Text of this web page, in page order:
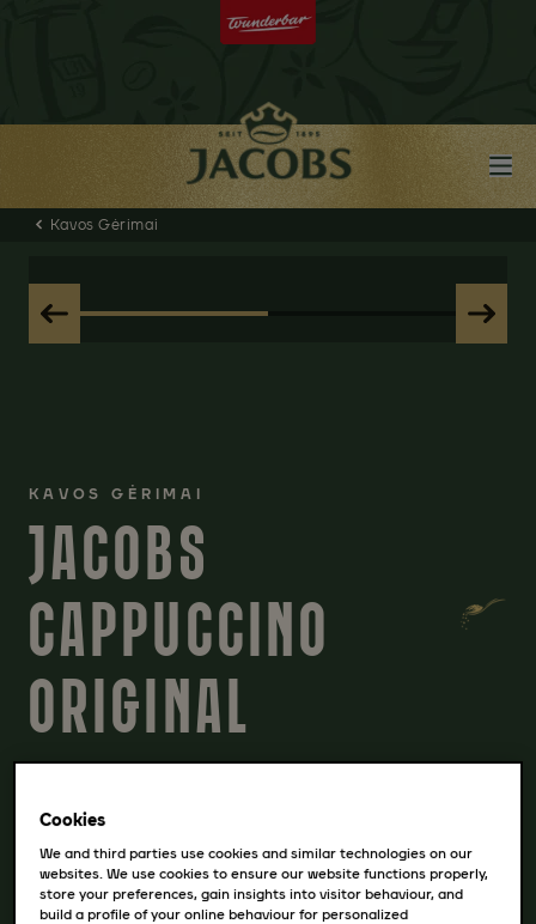
Kavos Gėrimai
KAVOS GĖRIMAI
JACOBS
CAPPUCCINO
ORIGINAL
Cappuccino Original“ su tiršta kapučino
puta – lengvai paruošiamas malonumas!
Cookies
We and third parties use cookies and similar technologies on our
websites. We use cookies to ensure our website functions properly,
store your preferences, gain insights into visitor behaviour, and
build a profile of your online behaviour for personalized